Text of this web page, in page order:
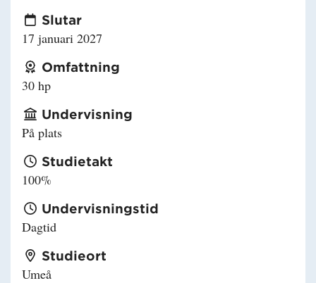
Slutar
17 januari 2027
Omfattning
30 hp
Undervisning
På plats
Studietakt
100%
Undervisningstid
Dagtid
Studieort
Umeå